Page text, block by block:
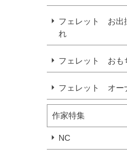
フェレット お出
れ
フェレット おも
フェレット オー
作家特集
NC